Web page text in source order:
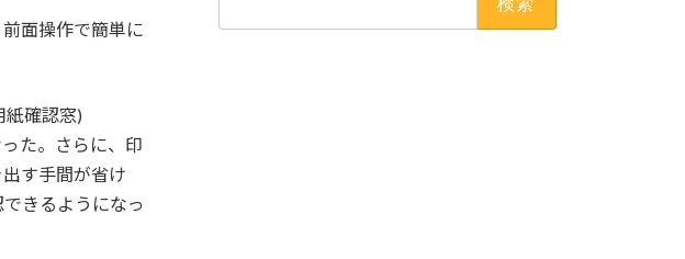
面操作で簡単に
紙確認窓)
た。さらに、印
す手間が省け
きるようになっ